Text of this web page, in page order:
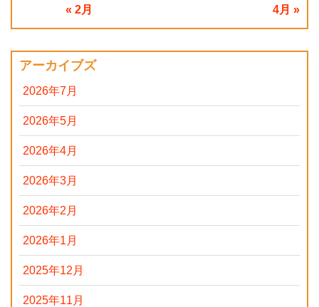
« 2月 4月 »
アーカイブズ
2026年7月
2026年5月
2026年4月
2026年3月
2026年2月
2026年1月
2025年12月
2025年11月